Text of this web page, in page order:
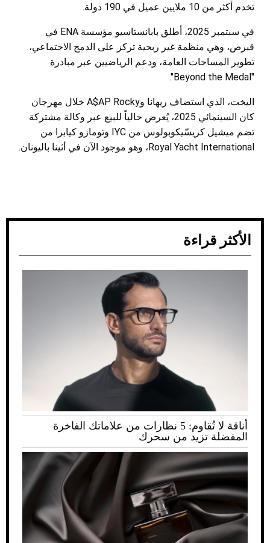
تخدم أكثر من 10 ملايين عميل في 190 دولة.
في سبتمبر 2025، أطلق بابانستاسيو مؤسسة ENA في
قبرص، وهي منظمة غير ربحية تركز على الدمج الاجتماعي،
تطوير المساحات العامة، ودعم الرياضيين عبر مبادرة
"Beyond the Medal".
اليخت، الذي استضاف ريهانا وA$AP Rocky خلال مهرجان
كان السينمائي 2025، يُعرض حالياً للبيع عبر وكالة مشتركة
تضم ميشيل كريسّيكوبولوس من IYC وتومازو كيابرا من
Royal Yacht International، وهو موجود الآن في أثينا باليونان.
الأكثر قراءة
أناقة لا تُقاوم: 5 نظارات من علاماتك الفاخرة
المفضلة تزيد من سحرك